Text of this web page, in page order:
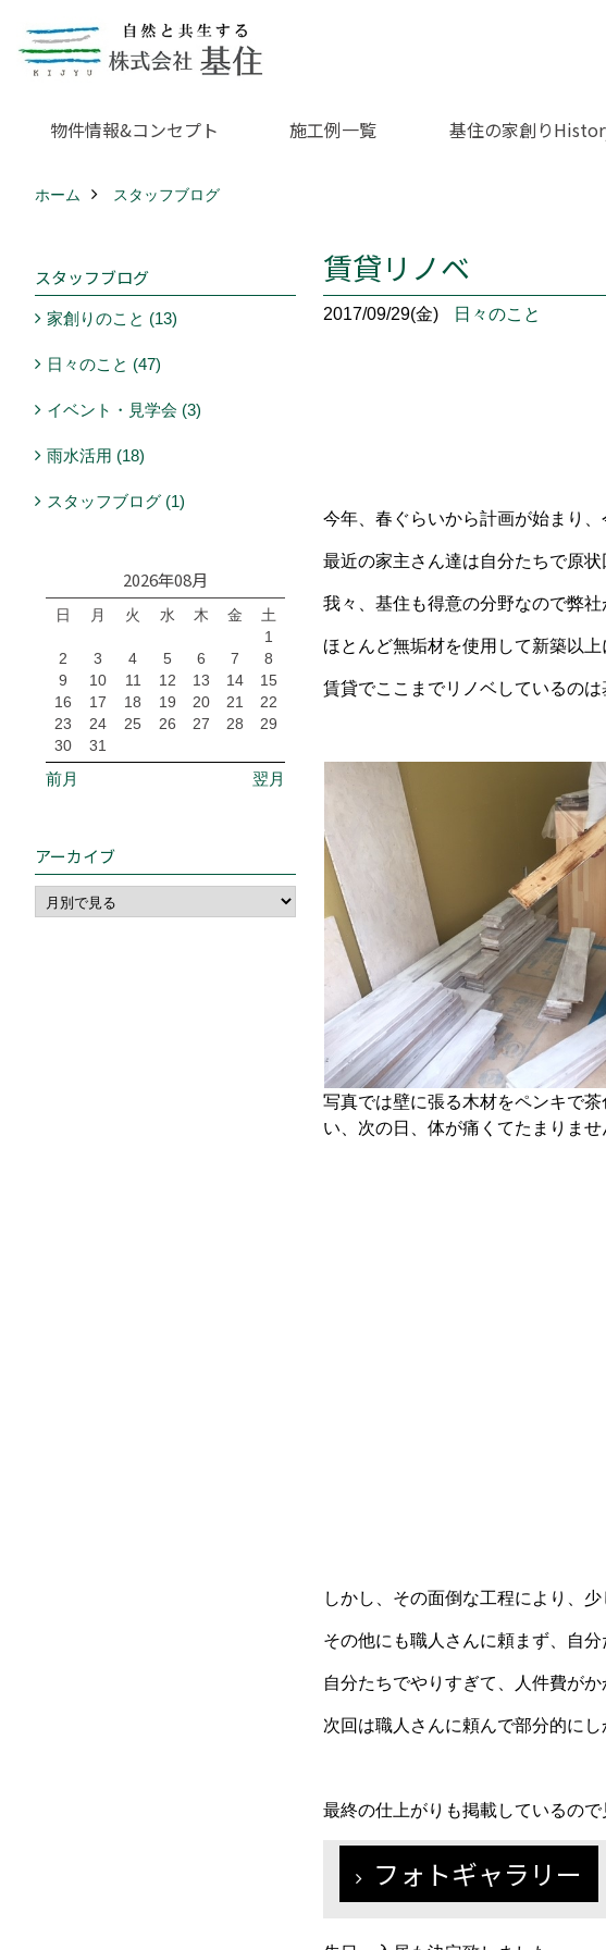
物件情報&コンセプト 施工例一覧 基住の家創り
ホーム スタッフブログ
賃貸リノベ
2017/09/29(金) 日々のこと
今年、春ぐらいから計画が始まり
最近の家主さん達は自分たちで原
我々、基住も得意の分野なので弊
ほとんど無垢材を使用して新築以
賃貸でここまでリノベしているの
写真では壁に張る木材をペンキで
い、次の日、体が痛くてたまりませ
しかし、その面倒な工程により、
その他にも職人さんに頼まず、自
自分たちでやりすぎて、人件費がか
次回は職人さんに頼んで部分的に
最終の仕上がりも掲載しているの
フォトギャラリー
スタッフブログ
家創りのこと (13)
日々のこと (47)
イベント・見学会 (3)
雨水活用 (18)
スタッフブログ (1)
2026年08月
日 月 火 水 木 金
土
1
2
3 4 5 6 7
8
9
10 11 12 13 14
15
16
17 18 19 20 21
22
23
24 25 26 27 28
29
30
31
前月 翌月
アーカイブ